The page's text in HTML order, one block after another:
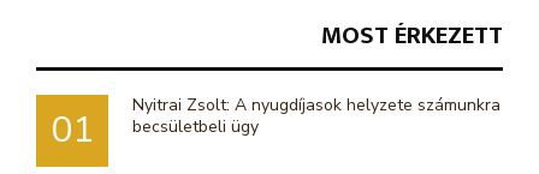
MOST ÉRKEZETT
01
Nyitrai Zsolt: A nyugdíjasok helyzete számunkra
becsületbeli ügy